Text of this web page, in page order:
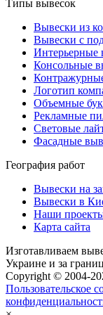
Типы вывесок
Вывески из
Вывески с
Интерьерные
Консольные
Логотип
Объемные
Рекламные
Световые
Фасадные
География работ
Вывески на
Вывески в
Наши
Карта сайта
Изготавливаем
Украине и за
Copyright © 2004-
Пользовательское